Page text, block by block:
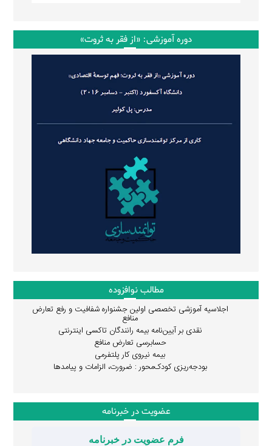
دوره آموزشی: «از فقر به ثروت»
مطالب نوافزوده
اجلاسیه آموزشی تخصصی اولین جشنواره شفافیت و رفع تعارض
منافع
نقدی بر آیین‌نامه بیمه رانندگان تاکسی اینترنتی
حسابرسی تعارض منافع
بیمه نیروی کار پلتفرمی
بودجه‌ریزی کودک‌محور : ضرورت، الزامات و پیامدها
عضویت در خبرنامه
فرم عضویت در خبرنامه